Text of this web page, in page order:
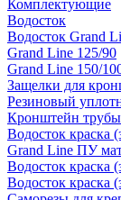
Комплектующие
Водосток
Водосток Grand
Grand Line 125/90
Grand Line 150/
Защелки для
Резиновый
Кронштейн
Водосток краска
Grand Line ПУ
Водосток краска
Водосток краска